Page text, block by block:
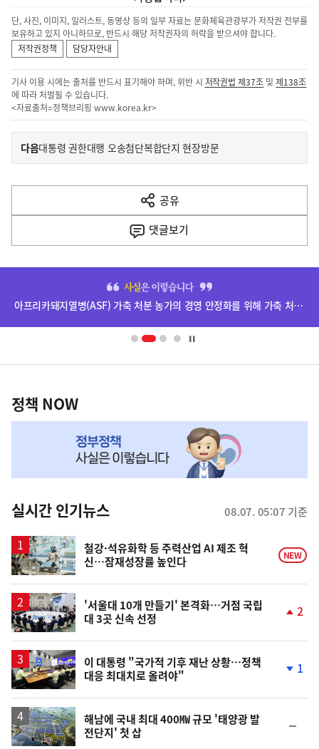
단, 사진, 이미지, 일러스트, 동영상 등의 일부 자료는 문화체육관광부가 저작권 전부를
보유하고 있지 아니하므로, 반드시 해당 저작권자의 허락을 받으셔야 합니다.
저작권정책
담당자안내
기사 이용 시에는 출처를 반드시 표기해야 하며, 위반 시 저작권법 제37조 및제138조
에 따라 처벌될 수 있습니다.
<자료출처=정책브리핑 www.korea.kr>
이
전
다
음
다음기
사
대통령 권한대행 오송첨단복합단지 현장방문
공유
열
기
댓글보기
단
영
아프리카돼지열병(ASF) 가축 처분 농가의 경영 안정화를 위해 가축 처분 보상금을 신속하게 지급하겠습니다.
책
NOW,
뉴
스
정책 NOW
실시간 인기뉴스 08.07. 05:07 기준
철강·석유화학 등 주력산업 AI 제조 혁
신…잠재성장률 높인다
NEW
'서울대 10개 만들기' 본격화…거점 국립
대 3곳 신속 선정
상
2
이 대통령 "국가적 기후 재난 상황…정책
대응 최대치로 올려야"
하
1
해남에 국내 최대 400㎿ 규모 '태양광 발
전단지' 첫 삽